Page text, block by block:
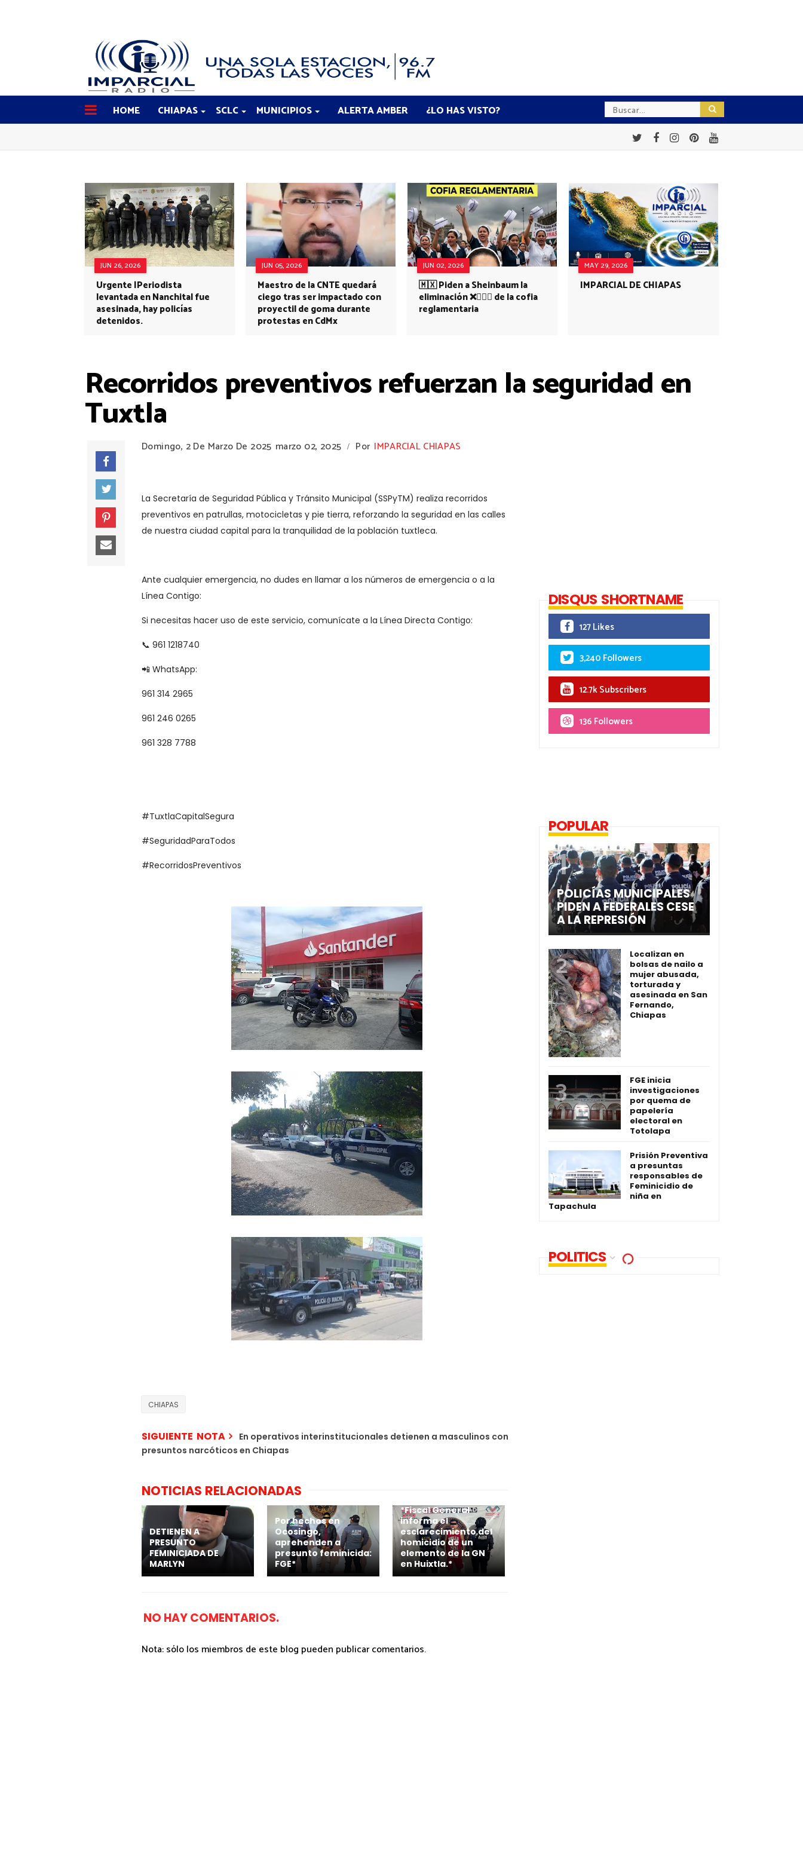
HOME CHIAPAS SCLC MUNICIPIOS ALERTA AMBER ¿LO HAS VISTO?
JUN 26, 2026
Urgente |Periodista
levantada en Nanchital fue
asesinada, hay policías
detenidos.
JUN 05, 2026
Maestro de la CNTE quedará
ciego tras ser impactado con
proyectil de goma durante
protestas en CdMx
JUN 02, 2026
🇲🇽 Piden a Sheinbaum la
eliminación ❌👩🏻‍⚕️ de la cofia
reglamentaria
MAY 29, 2026
IMPARCIAL DE CHIAPAS
Recorridos preventivos refuerzan la seguridad en
Tuxtla
Domingo, 2 De Marzo De 2025 marzo 02, 2025 / Por IMPARCIAL CHIAPAS
La Secretaría de Seguridad Pública y Tránsito Municipal (SSPyTM) realiza recorridos
preventivos en patrullas, motocicletas y pie tierra, reforzando la seguridad en las calles
de nuestra ciudad capital para la tranquilidad de la población tuxtleca.
Ante cualquier emergencia, no dudes en llamar a los números de emergencia o a la
Línea Contigo:
Si necesitas hacer uso de este servicio, comunícate a la Línea Directa Contigo:
📞 961 1218740
📲 WhatsApp:
961 314 2965
961 246 0265
961 328 7788
#TuxtlaCapitalSegura
#SeguridadParaTodos
#RecorridosPreventivos
CHIAPAS
SIGUIENTE NOTA
En operativos interinstitucionales detienen a masculinos con
presuntos narcóticos en Chiapas
NOTICIAS RELACIONADAS
DETIENEN A
PRESUNTO
FEMINICIADA DE
MARLYN
Por hechos en
Ocosingo,
aprehenden a
presunto feminicida:
FGE*
*Fiscal General
informa el
esclarecimiento del
homicidio de un
elemento de la GN
en Huixtla.*
NO HAY COMENTARIOS.
Nota: sólo los miembros de este blog pueden publicar comentarios.
DISQUS SHORTNAME
127 Likes
3,240 Followers
12.7k Subscribers
136 Followers
POPULAR
POLICÍAS MUNICIPALES
PIDEN A FEDERALES CESE
A LA REPRESIÓN
Localizan en
bolsas de nailo a
mujer abusada,
torturada y
asesinada en San
Fernando,
Chiapas
FGE inicia
investigaciones
por quema de
papelería
electoral en
Totolapa
Prisión Preventiva
a presuntas
responsables de
Feminicidio de
niña en
Tapachula
POLITICS